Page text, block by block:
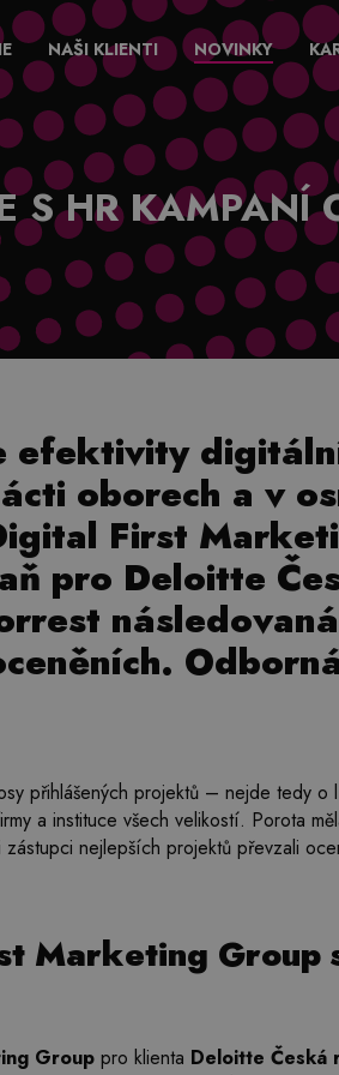
NAŠI KLIENTI NOVINKY
S HR KAMPANÍ
efektivity
oborech a v
First
pro Deloitte
přihlášených projektů – nejde tedy
a instituce všech velikostí. Porota
nejlepších projektů převzali
Marketing Group
Group pro klienta Deloitte Česká